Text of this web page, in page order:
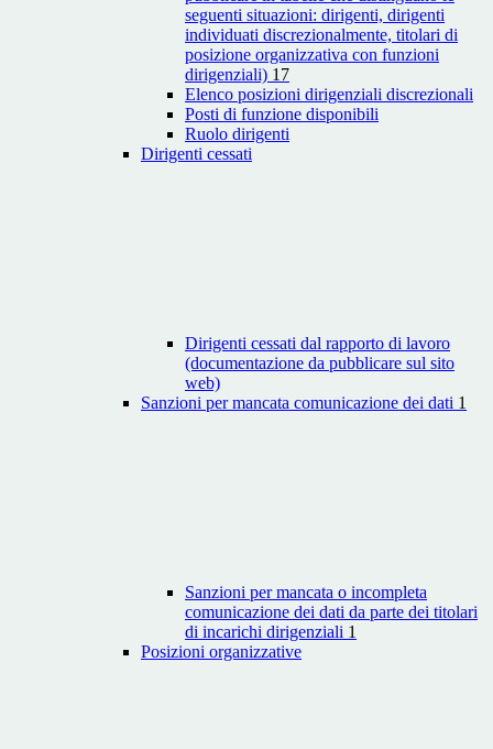
seguenti situazioni: dirigenti, dirigenti
individuati discrezionalmente, titolari di
posizione organizzativa con funzioni
dirigenziali) 17
Elenco posizioni dirigenziali discrezionali
Posti di funzione disponibili
Ruolo dirigenti
Dirigenti cessati
Dirigenti cessati dal rapporto di lavoro
(documentazione da pubblicare sul sito
web)
Sanzioni per mancata comunicazione dei dati 1
Sanzioni per mancata o incompleta
comunicazione dei dati da parte dei titolari
di incarichi dirigenziali 1
Posizioni organizzative